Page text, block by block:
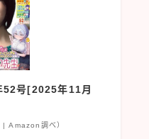
52号[2025年11月
Amazon調べ）